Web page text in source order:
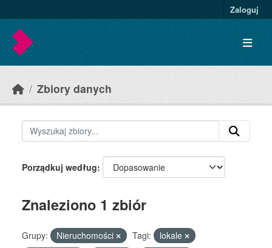
Zaloguj
Zbiory danych
Porządkuj według
Znaleziono 1 zbiór
Grupy: Nieruchomości Tagi:
lokale